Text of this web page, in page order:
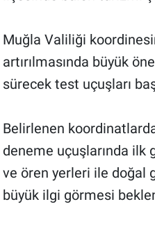
Muğla Valiliği
artırılmasında büyük
sürecek test uçuşları
Belirlenen
deneme uçuşlarında ilk
ve ören yerleri ile doğal
büyük ilgi görmesi